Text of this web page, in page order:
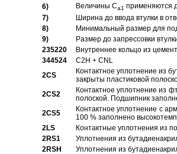
6)
Величины Ca1 применяются
7)
Ширина до ввода втулки в
8)
Минимальный размер для
9)
Размер до запрессовки
235220
Внутреннее кольцо из
344524
C2H + CNL
2CS
Контактное уплотнение из
закрыты пластиковой
2CS2
Контактное уплотнение из
полоской. Подшипник
2CS5
Контактное уплотнение с
100 % заполнено
2LS
Контактные уплотнения из
2RS1
Уплотнения из
2RSH
Уплотнения из